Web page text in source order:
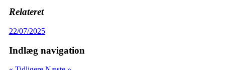
Relateret
22/07/2025
Indlæg navigation